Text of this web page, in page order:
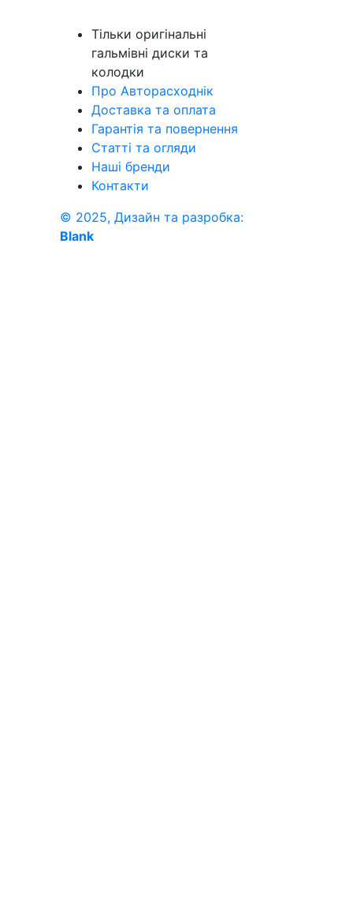
Тільки оригінальні
гальмівні диски та
колодки
Про Авторасходнік
Доставка та оплата
Гарантія та повернення
Статті та огляди
Наші бренди
Контакти
© 2025, Дизайн та разробка:
Blank